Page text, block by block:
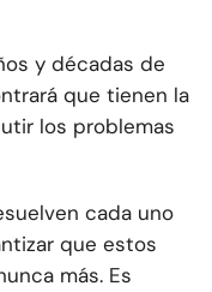
y décadas de
que tienen la
los problemas
cada uno
que estos
más. Es